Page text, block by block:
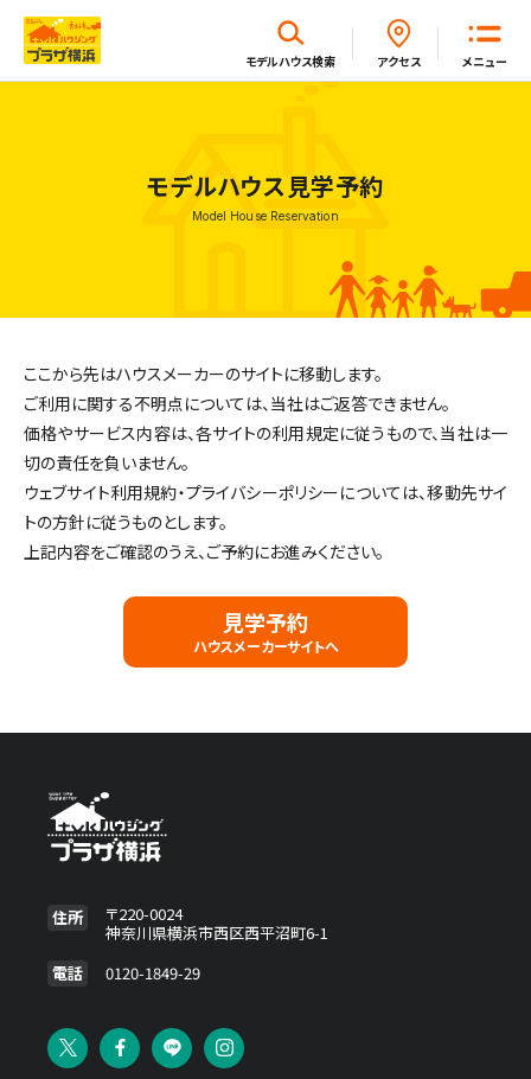
メニュー
モデルハウス検索 アクセス
モデルハウス見学予約
Model House Reservation
ここから先はハウスメーカーのサイトに移動します。
ご利用に関する不明点については、当社はご返答できません。
価格やサービス内容は、各サイトの利用規定に従うもので、当社は一
切の責任を負いません。
ウェブサイト利用規約・プライバシーポリシーについては、移動先サイ
トの方針に従うものとします。
上記内容をご確認のうえ、ご予約にお進みください。
見学予約
ハウスメーカーサイトへ
住所
〒220-0024
神奈川県横浜市西区西平沼町6-1
電話
0120-1849-29
閉じる
イベント・セミナー・キャンペーン一覧
新着情報一覧
施設・サービス
住宅展示場出展に関するご案内
ハウスメーカーの登録数
House Maker
モデルハウス一覧へ